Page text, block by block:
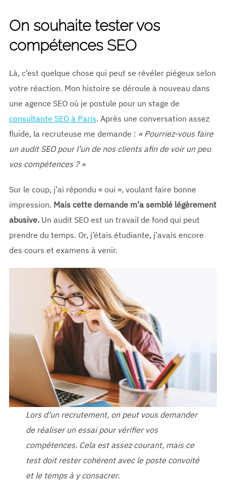
On souhaite tester vos
compétences SEO
Là, c’est quelque chose qui peut se révéler piégeux selon
votre réaction. Mon histoire se déroule à nouveau dans
une agence SEO où je postule pour un stage de
consultante SEO à Paris. Après une conversation assez
fluide, la recruteuse me demande : « Pourriez-vous faire
un audit SEO pour l’un de nos clients afin de voir un peu
vos compétences ? »
Sur le coup, j’ai répondu « oui », voulant faire bonne
impression. Mais cette demande m’a semblé légèrement
abusive.Un audit SEO est un travail de fond qui peut
prendre du temps. Or, j’étais étudiante, j’avais encore
des cours et examens à venir.
Lors d’un recrutement, on peut vous demander
de réaliser un essai pour vérifier vos
compétences. Cela est assez courant, mais ce
test doit rester cohérent avec le poste convoité
et le temps à y consacrer.